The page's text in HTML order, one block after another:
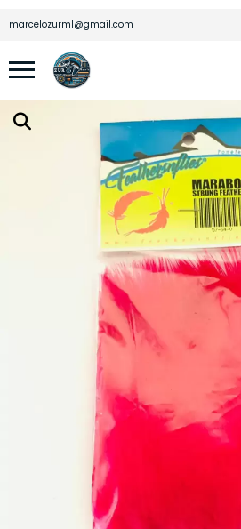
marcelozurml@gmail.com